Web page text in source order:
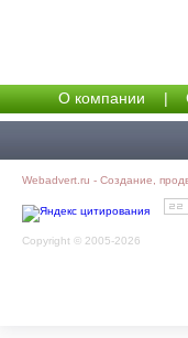
О компании |
Webadvert.ru - Создание,
Copyright © 2005-2026